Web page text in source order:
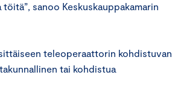
sanoo Keskuskauppakamarin
teleoperaattorin kohdistuvan
tai kohdistua